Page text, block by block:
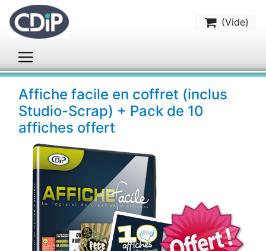
(Vide)
Affiche facile en coffret (inclus
Studio-Scrap) + Pack de 10
affiches offert